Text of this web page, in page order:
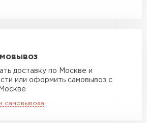
13,5 м
тн
6 м
10 тн
8 м
20 тн
доставку по Москве и
или оформить самовывоз с
самовывоза